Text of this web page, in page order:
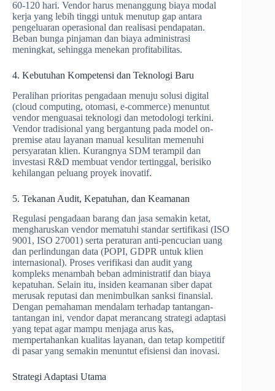
60-120 hari. Vendor harus menanggung biaya modal
kerja yang lebih tinggi untuk menutup gap antara
pengeluaran operasional dan realisasi pendapatan.
Beban bunga pinjaman dan biaya administrasi
meningkat, sehingga menekan profitabilitas.
4. Kebutuhan Kompetensi dan Teknologi Baru
Peralihan prioritas pengadaan menuju solusi digital
(cloud computing, otomasi, e-commerce) menuntut
vendor menguasai teknologi dan metodologi terkini.
Vendor tradisional yang bergantung pada model on-
premise atau layanan manual kesulitan memenuhi
persyaratan klien. Kurangnya SDM terampil dan
investasi R&D membuat vendor tertinggal, berisiko
kehilangan peluang proyek inovatif.
5. Tekanan Audit, Kepatuhan, dan Keamanan
Regulasi pengadaan barang dan jasa semakin ketat,
mengharuskan vendor mematuhi standar sertifikasi (ISO
9001, ISO 27001) serta peraturan anti-pencucian uang
dan perlindungan data (POPI, GDPR untuk klien
internasional). Proses verifikasi dan audit yang
kompleks menambah beban administratif dan biaya
kepatuhan. Selain itu, insiden keamanan siber dapat
merusak reputasi dan menimbulkan sanksi finansial.
Dengan pemahaman mendalam terhadap tantangan-
tantangan ini, vendor dapat merancang strategi adaptasi
yang tepat agar mampu menjaga arus kas,
mempertahankan kualitas layanan, dan tetap kompetitif
di pasar yang semakin menuntut efisiensi dan inovasi.
Strategi Adaptasi Utama